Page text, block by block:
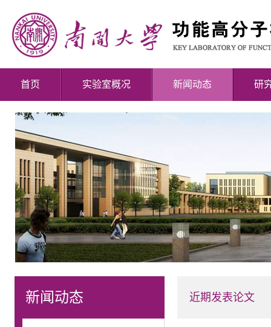
首页 实验室概况 新闻动态 研
新闻动态 近期发表论文